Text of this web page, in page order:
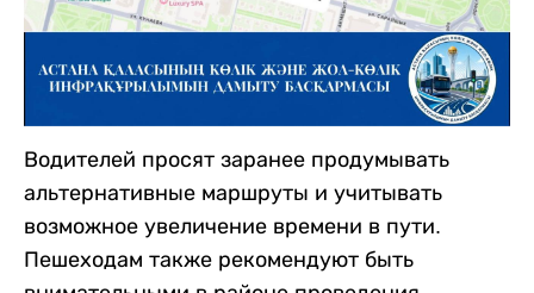
Водителей просят заранее продумывать
альтернативные маршруты и учитывать
возможное увеличение времени в пути.
Пешеходам также рекомендуют быть